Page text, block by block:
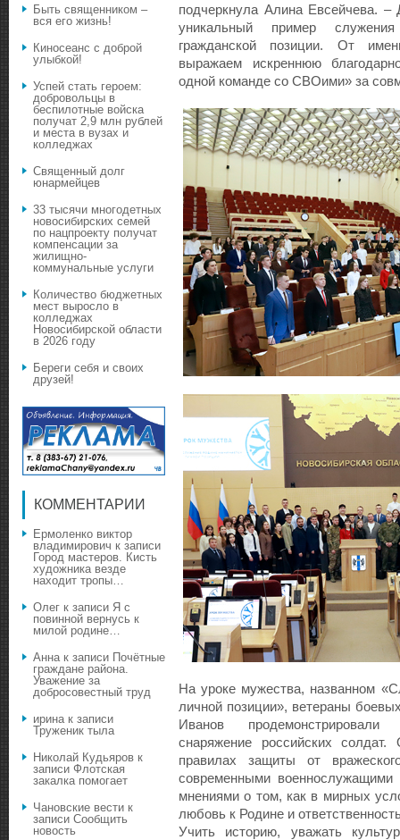
подчеркнула Алина Евсейчева.
уникальный пример
гражданской позиции. От
выражаем искреннюю
одной команде со СВОими» за
На уроке мужества, названном
личной позиции», ветераны
Иванов
снаряжение российских
правилах защиты от
современными
мнениями о том, как в мирных
любовь к Родине и
Учить историю, уважать
Быть священником –
вся его жизнь!
Киносеанс с доброй
улыбкой!
Успей стать героем:
добровольцы в
беспилотные войска
получат 2,9 млн рублей
и места в вузах и
колледжах
Священный долг
юнармейцев
33 тысячи многодетных
новосибирских семей
по нацпроекту получат
компенсации за
жилищно-
коммунальные услуги
Количество бюджетных
мест выросло в
колледжах
Новосибирской области
в 2026 году
Береги себя и своих
друзей!
КОММЕНТАРИИ
Ермоленко виктор
владимирович к записи
Город мастеров. Кисть
художника везде
находит тропы…
Олег к записи Я с
повинной вернусь к
милой родине…
Аннак записи Почётные
граждане района.
Уважение за
добросовестный труд
иринак записи
Труженик тыла
Николай Кудьяров к
записи Флотская
закалка помогает
Чановские вести к
записи Сообщить
новость